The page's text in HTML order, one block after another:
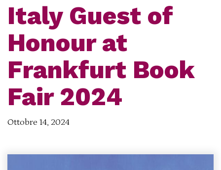
Italy Guest of
Honour at
Frankfurt Book
Fair 2024
Ottobre 14, 2024